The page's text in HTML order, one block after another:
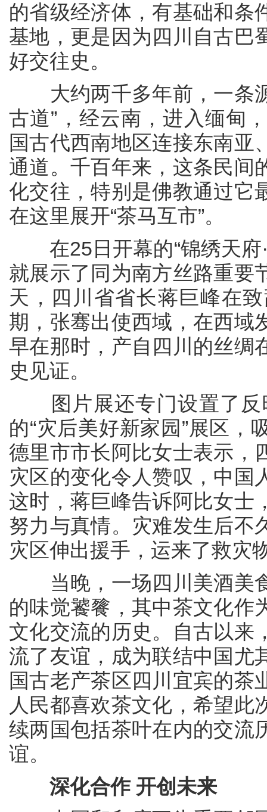
的省级经济体，有基础和条
基地，更是因为四川自古巴
好交往史。
大约两千多年前，一条源
古道”，经云南，进入缅甸
国古代西南地区连接东南亚
通道。千百年来，这条民间
化交往，特别是佛教通过它
在这里展开“茶马互市”。
在25日开幕的“锦绣天府·
就展示了同为南方丝路重要
天，四川省省长蒋巨峰在
期，张骞出使西域，在西域
早在那时，产自四川的丝绸
史见证。
图片展还专门设置了反
的“灾后美好新家园”展区，
德里市市长阿比女士表示，
灾区的变化令人赞叹，中国
这时，蒋巨峰告诉阿比女士
努力与真情。灾难发生后不
灾区伸出援手，运来了救灾
当晚，一场四川美酒美
的味觉饕餮，其中茶文化作
文化交流的历史。自古以来
流了友谊，成为联结中国尤
国古老产茶区四川宜宾的茶
人民都喜欢茶文化，希望此
续两国包括茶叶在内的交流
谊。
深化合作 开创未来